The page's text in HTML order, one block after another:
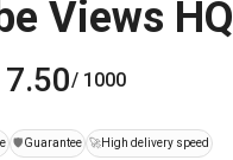
Views HQ
7.50/ 1000
️🛡️Guarantee 🚀High delivery speed